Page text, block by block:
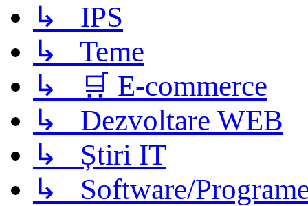
↳ IPS
↳ Teme
↳ 🛒 E-commerce
↳ Dezvoltare WEB
↳ Știri IT
↳ Software/